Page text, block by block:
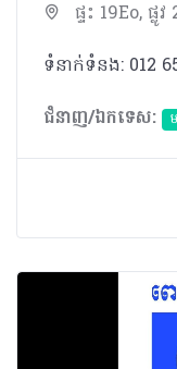
ផ្ទះ 19Eo,
ទំនាក់ទំនង: 012
ជំនាញ/ឯកទេស: